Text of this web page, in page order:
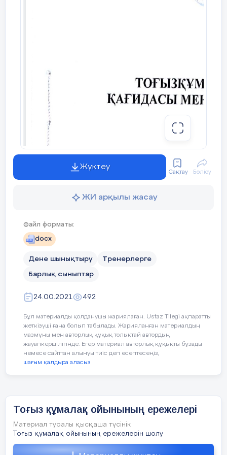
Алғы сөз
Тоғызқұмалақтың мыңдаған жылдық тарихы бар, қазіргі
маңызға ие ата-бабамыздан қалған асыл мұраларымыздың
Жүктеу
Сақтау Бөлісу
ЖИ арқылы жасау
Файл форматы:
docx
Дене шынықтыру Тренерлерге
Барлық сыныптар
24.00.2021 492
Бұл материалды қолданушы жариялаған. Ustaz Tilegi ақпаратты
жеткізуші ғана болып табылады. Жарияланған материалдың
мазмұны мен авторлық құқық толықтай автордың
жауапкершілігінде. Егер материал авторлық құқықты бұзады
немесе сайттан алынуы тиіс деп есептесеңіз,
шағым қалдыра аласыз
Тоғыз құмалақ ойынының ережелері
Материал туралы қысқаша түсінік
Тоғыз құмалақ ойынының ережелерін шолу